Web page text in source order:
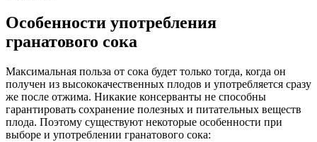
Особенности употребления
гранатового сока
Максимальная польза от сока будет только тогда, когда он
получен из высококачественных плодов и употребляется сразу
же после отжима. Никакие консерванты не способны
гарантировать сохранение полезных и питательных веществ
плода. Поэтому существуют некоторые особенности при
выборе и употреблении гранатового сока: